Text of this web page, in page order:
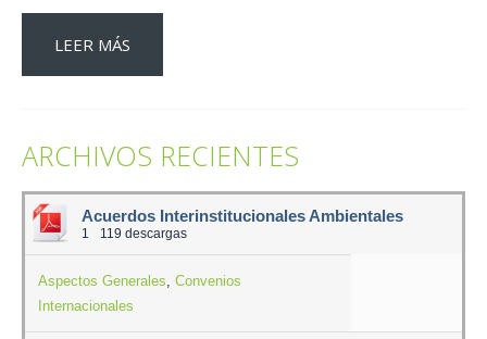
LEER MÁS
ARCHIVOS RECIENTES
Acuerdos Interinstitucionales Ambientales
1 119 descargas
Aspectos Generales, Convenios
Internacionales